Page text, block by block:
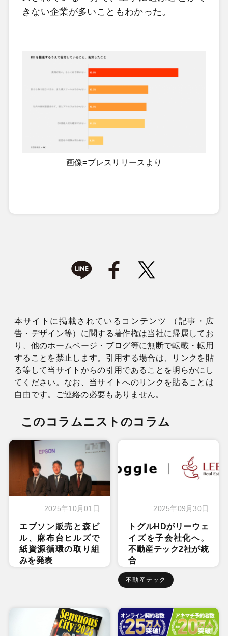
きない企業が多いこともわかった。
画像=プレスリリースより
本サイトに掲載されているコンテンツ （記事・広
告・デザイン等）に関する著作権は当社に帰属してお
り、他のホームページ・ブログ等に無断で転載・転用
することを禁止します。引用する場合は、リンクを貼
る等して当サイトからの引用であることを明らかにし
てください。なお、当サイトへのリンクを貼ることは
自由です。ご連絡の必要もありません。
このコラムニストのコラム
2025年10月01日
エプソン販売と森ビ
ル、麻布台ヒルズで
紙資源循環の取り組
みを発表
2025年09月30日
トグルHDがリーウェ
イズを子会社化へ。
不動産テック2社が統
合
不動産テック